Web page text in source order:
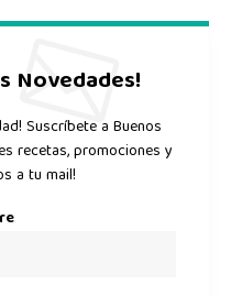
Novedades!
Suscríbete a Buenos
recetas, promociones y
a tu mail!